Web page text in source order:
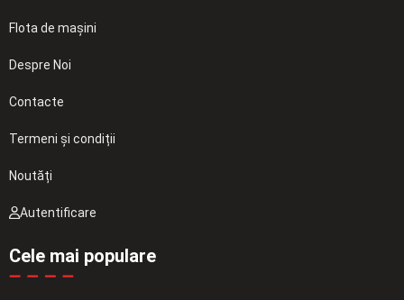
Flota de mașini
Despre Noi
Contacte
Termeni și condiții
Noutăți
Autentificare
Cele mai populare